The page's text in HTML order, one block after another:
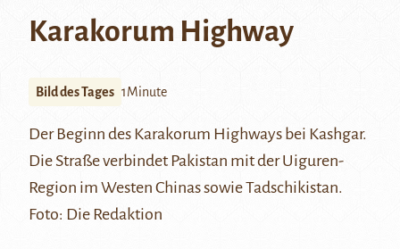
Karakorum Highway
Bild des Tages 1Minute
Der Beginn des Karakorum Highways bei Kashgar.
Die Straße verbindet Pakistan mit der Uiguren-
Region im Westen Chinas sowie Tadschikistan.
Foto: Die Redaktion